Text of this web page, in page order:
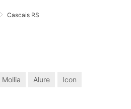
Cascais RS
Mollia Alure Icon